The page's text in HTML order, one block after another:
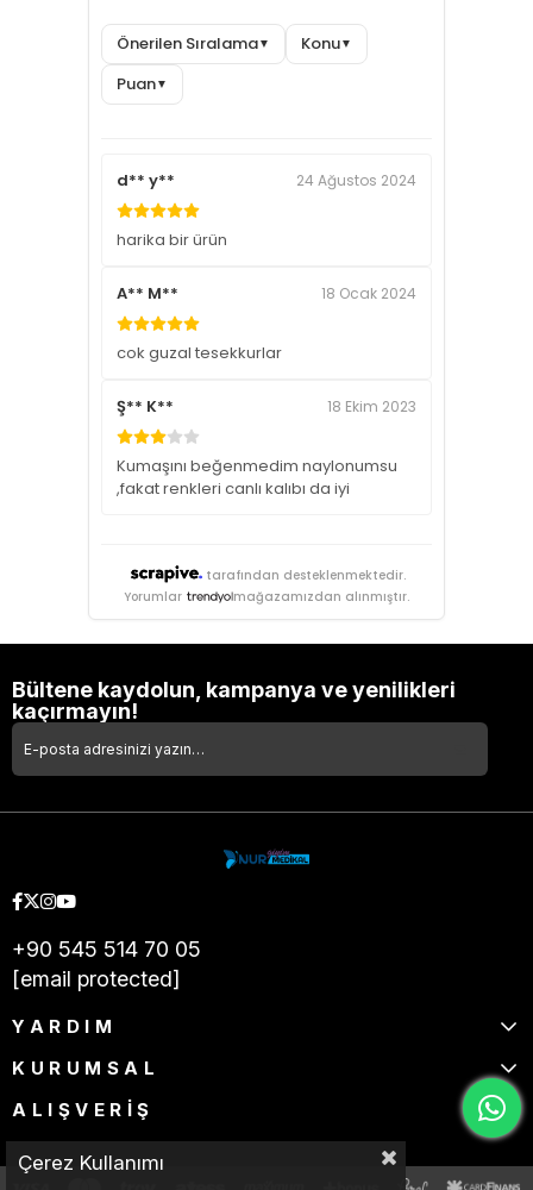
Önerilen Sıralama▼ Konu▼
Puan▼
d** y** 24 Ağustos 2024
harika bir ürün
A** M** 18 Ocak 2024
cok guzal tesekkurlar
Ş** K** 18 Ekim 2023
Kumaşını beğenmedim naylonumsu
,fakat renkleri canlı kalıbı da iyi
tarafından desteklenmektedir.
Yorumlar
mağazamızdan alınmıştır.
Bültene kaydolun, kampanya ve yenilikleri
kaçırmayın!
+90 545 514 70 05
[email protected]
YARDIM
KURUMSAL
ALIŞVERİŞ
Çerez Kullanımı